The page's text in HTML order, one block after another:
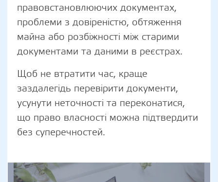
правовстановлюючих документах,
проблеми з довіреністю, обтяження
майна або розбіжності між старими
документами та даними в реєстрах.
Щоб не втратити час, краще
заздалегідь перевірити документи,
усунути неточності та переконатися,
що право власності можна підтвердити
без суперечностей.